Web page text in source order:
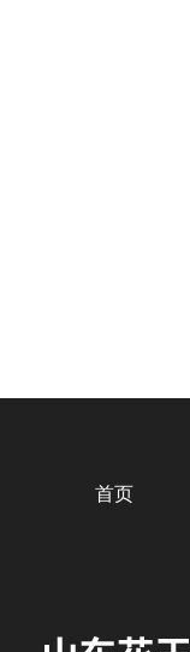
首页